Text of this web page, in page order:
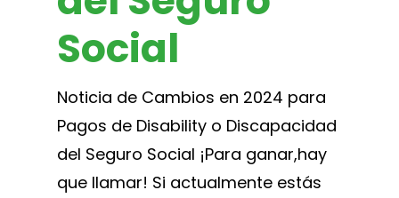
Social
Noticia de Cambios en 2024 para
Pagos de Disability o Discapacidad
del Seguro Social ¡Para ganar,hay
que llamar! Si actualmente estás